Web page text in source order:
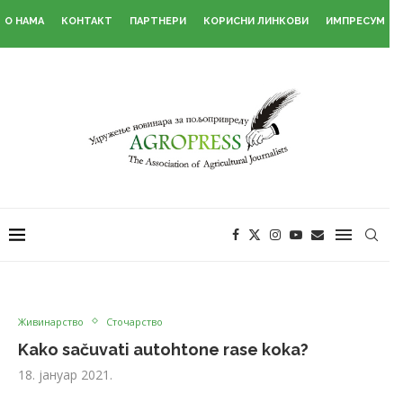
О НАМА КОНТАКТ ПАРТНЕРИ КОРИСНИ ЛИНКОВИ ИМПРЕСУМ
Живинарство Сточарство
Kako sačuvati autohtone rase koka?
18. јануар 2021.